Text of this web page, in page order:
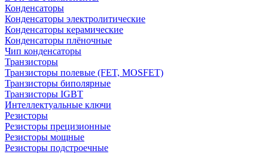
Конденсаторы
Конденсаторы электролитические
Конденсаторы керамические
Конденсаторы плёночные
Чип конденсаторы
Транзисторы
Транзисторы полевые (FET, MOSFET)
Транзисторы биполярные
Транзисторы IGBT
Интеллектуальные ключи
Резисторы
Резисторы прецизионные
Резисторы мощные
Резисторы подстроечные